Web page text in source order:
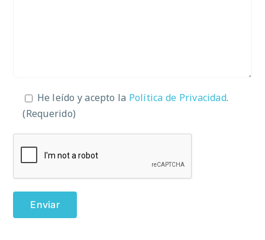
He leído y acepto la Política de Privacidad.
(Requerido)